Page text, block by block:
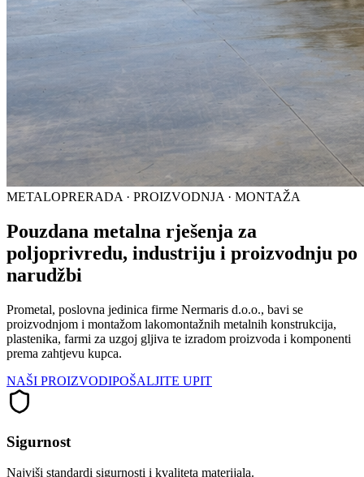
METALOPRERADA · PROIZVODNJA · MONTAŽA
Pouzdana metalna rješenja za
poljoprivredu, industriju i proizvodnju po
narudžbi
Prometal, poslovna jedinica firme Nermaris d.o.o., bavi se
proizvodnjom i montažom lakomontažnih metalnih konstrukcija,
plastenika, farmi za uzgoj gljiva te izradom proizvoda i komponenti
prema zahtjevu kupca.
NAŠI PROIZVODIPOŠALJITE UPIT
Sigurnost
Najviši standardi sigurnosti i kvaliteta materijala.